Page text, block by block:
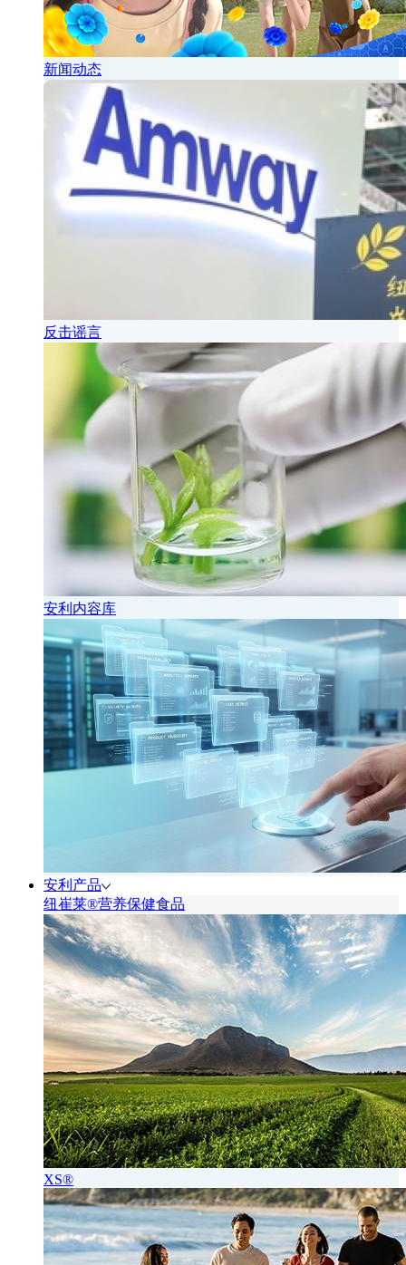
新闻动态
反击谣言
安利内容库
安利产品
纽崔莱®营养保健食品
XS®